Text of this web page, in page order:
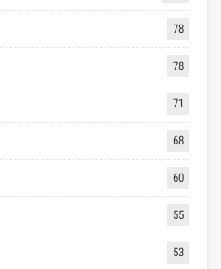
78
78
71
68
60
55
53